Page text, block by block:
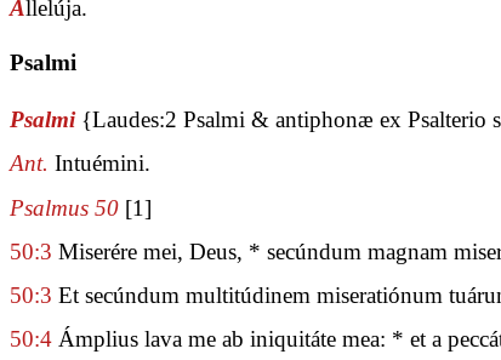
Allelúja.
Psalmi
Psalmi {Laudes:2 Psalmi & antiphonæ ex Psalterio
Ant. Intuémini.
Psalmus 50 [1]
50:3 Miserére mei, Deus, * secúndum magnam
50:3 Et secúndum multitúdinem miseratiónum
50:4 Ámplius lava me ab iniquitáte mea: * et a